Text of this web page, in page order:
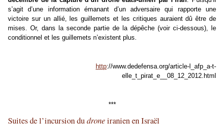
s’agit d’une information émanant d’un adversaire qui rapporte une
victoire sur un allié, les guillemets et les critiques auraient dû être de
mises. Or, dans la seconde partie de la dépêche (voir ci-dessous), le
conditionnel et les guillemets n’existent plus.
http://www.dedefensa.org/article-l_afp_a-t-
elle_t_pirat_e__08_12_2012.html
***
Suites de l’incursion dudroneiranien en Israël